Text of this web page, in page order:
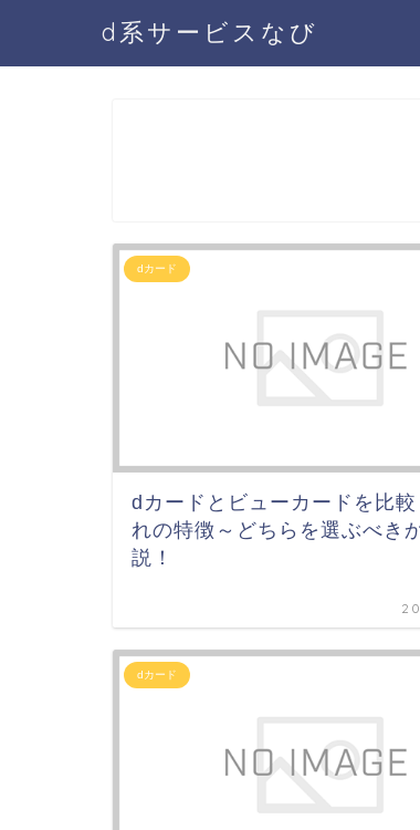
d系サービスなび
dカード
dカードとビューカードを比
れの特徴～どちらを選ぶべき
説！
dカード